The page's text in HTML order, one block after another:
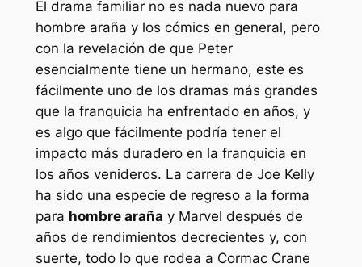
El drama familiar no es nada nuevo para
hombre araña y los cómics en general, pero
con la revelación de que Peter
esencialmente tiene un hermano, este es
fácilmente uno de los dramas más grandes
que la franquicia ha enfrentado en años, y
es algo que fácilmente podría tener el
impacto más duradero en la franquicia en
los años venideros. La carrera de Joe Kelly
ha sido una especie de regreso a la forma
para hombre araña y Marvel después de
años de rendimientos decrecientes y, con
suerte, todo lo que rodea a Cormac Crane